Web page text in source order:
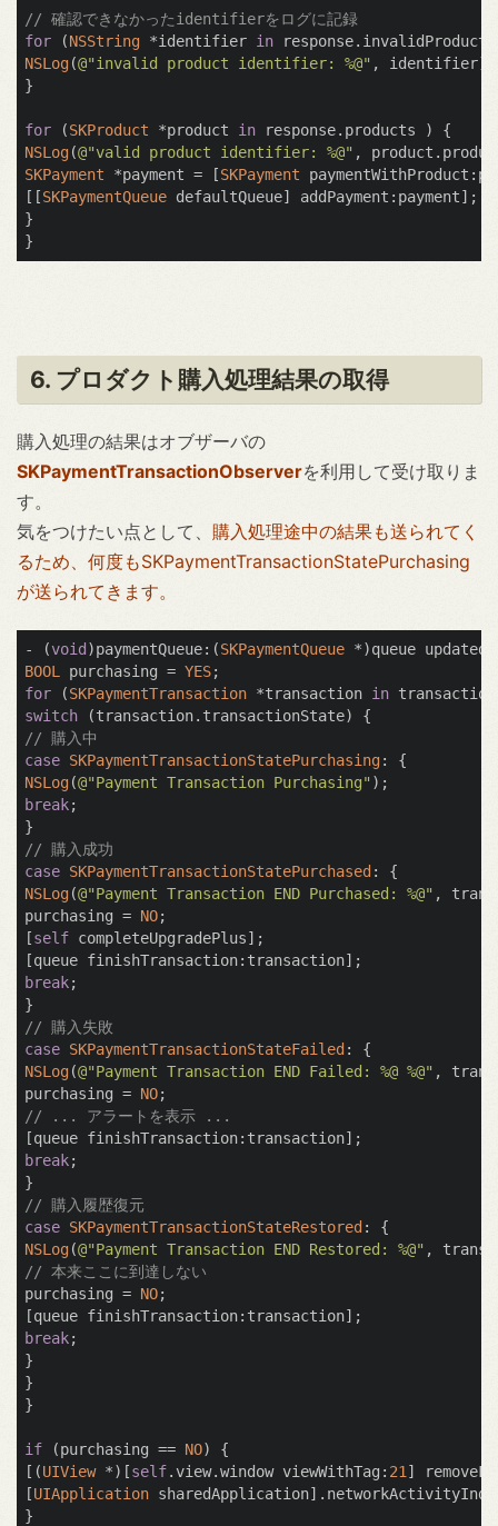
// 確認できなかったidentifierをログに記録
for (NSString *identifier in
NSLog(@"invalid product identifier: %@" , identifier);
}
for (SKProduct *product in
NSLog(@"valid product identifier: %@"
SKPayment *payment = [SKPayment
[[SKPaymentQueue defaultQueue] addPayment:payment];
}
6. プロダクト購入処理結果の取得
購入処理の結果はオブザーバの
SKPaymentTransactionObserverを利用して受け取りま
す。
気をつけたい点として、 購入処理途中の結果も送られてく
るため、何度もSKPaymentTransactionStatePurchasing
が送られてきます。
- (void )paymentQueue:(SKPaymentQueue *)queue
BOOL
purchasing = YES
for (SKPaymentTransaction *transaction in
switch
// 購入中
case SKPaymentTransactionStatePurchasing
NSLog(@"Payment Transaction Purchasing"
break;
// 購入成功
case SKPaymentTransactionStatePurchased
NSLog(@"Payment Transaction END Purchased: %@" ,
purchasing = NO;
[self completeUpgradePlus];
break;
// 購入失敗
case SKPaymentTransactionStateFailed
NSLog(@"Payment Transaction END Failed: %@ %@" ,
purchasing = NO
// ... アラートを表示 ...
break;
// 購入履歴復元
case SKPaymentTransactionStateRestored
NSLog(@"Payment Transaction END Restored: %@"
// 本来ここに到達しない
purchasing = NO;
break;
}
}
}
if (purchasing == NO) {
[(UIView *)[self.view.window viewWithTag: 21 ]
[UIApplication
}